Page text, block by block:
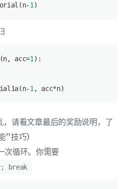
1 )
n, acc=1 ):
1 , acc*n)
请看文章最后的奖励说明，了
”技巧)
次循环。你需要
break